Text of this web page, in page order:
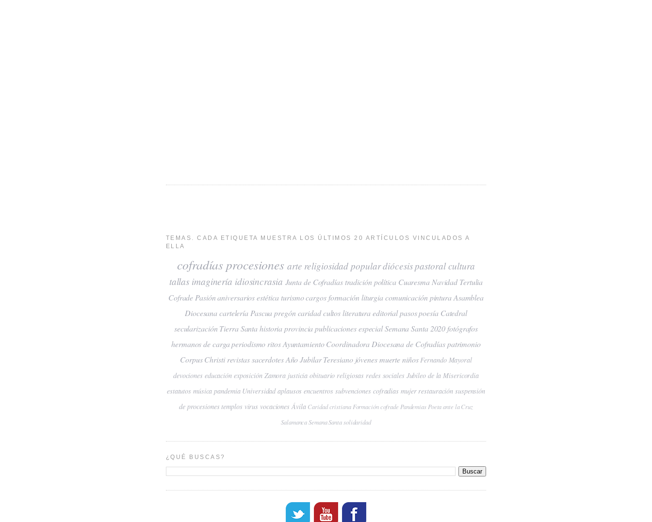
TEMAS. CADA ETIQUETA MUESTRA LOS ÚLTIMOS 20 ARTÍCULOS VINCULADOS A
ELLA
cofradíasprocesiones arte religiosidad populardiócesispastoral cultura
tallas imaginería idiosincrasia Junta de Cofradías tradición política CuaresmaNavidad Tertulia
Cofrade Pasión aniversariosestética turismocargosformación liturgiacomunicación pinturaAsamblea
DiocesanacarteleríaPascua pregón caridadcultos literaturaeditorialpasospoesía Catedral
secularización Tierra Santahistoria provincia publicacionesespecial Semana Santa 2020fotógrafos
hermanos de cargaperiodismo ritosAyuntamiento Coordinadora Diocesana de Cofradíaspatrimonio
Corpus Christi revistassacerdotesAño Jubilar Teresiano jóvenesmuerteniños Fernando Mayoral
devociones educación exposición Zamora justicia obituario religiosas redes sociales Jubileo de la Misericordia
estatutos música pandemia Universidad aplausos encuentros subvenciones cofradias mujer restauración suspensión
de procesiones templos virus vocaciones Ávila Caridad cristiana Formación cofrade Pandemias Poeta ante la Cruz
SalamancaSemana Santasolidaridad
¿QUÉ BUSCAS?